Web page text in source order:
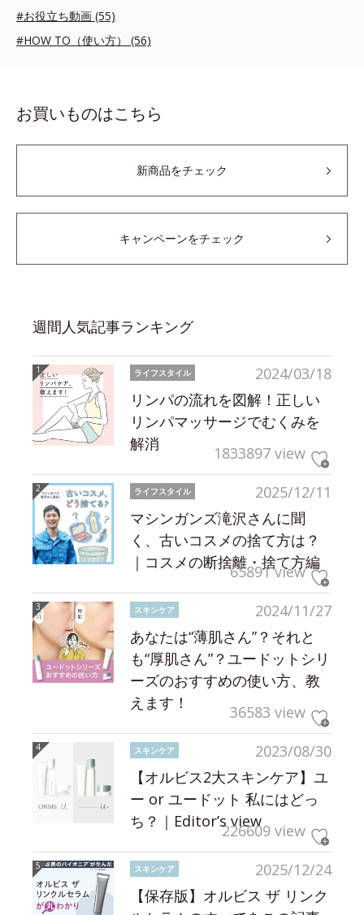
#お役立ち動画 (55)
#HOW TO（使い方） (56)
お買いものはこちら
新商品をチェック
キャンペーンをチェック
週間人気記事ランキング
2024/03/18
ライフスタイル
リンパの流れを図解！正しい
リンパマッサージでむくみを
解消
1833897 view
2025/12/11
ライフスタイル
マシンガンズ滝沢さんに聞
く、古いコスメの捨て方は？
｜コスメの断捨離・捨て方編
65891 view
2024/11/27
スキンケア
あなたは“薄肌さん”？それと
も“厚肌さん”？ユードットシリ
ーズのおすすめの使い方、教
えます！
36583 view
2023/08/30
スキンケア
【オルビス2大スキンケア】ユ
ー or ユードット 私にはどっ
ち？｜Editor’s view226609 view
2025/12/24
スキンケア
【保存版】オルビス ザ リンク